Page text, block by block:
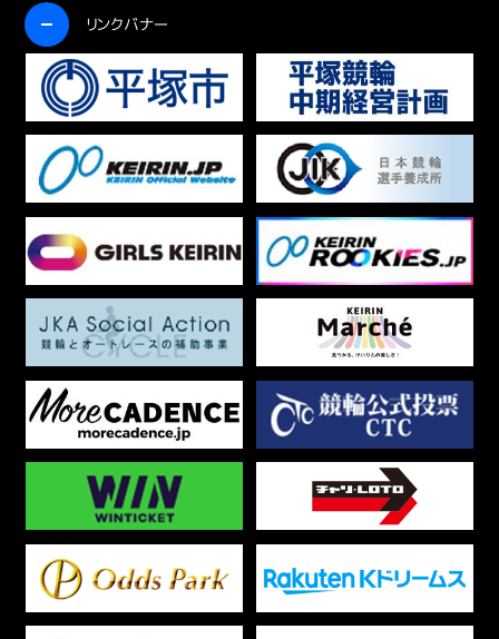
リンクバナー
開く